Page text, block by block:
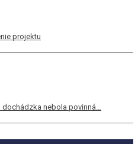
projektu
nebola povinná…